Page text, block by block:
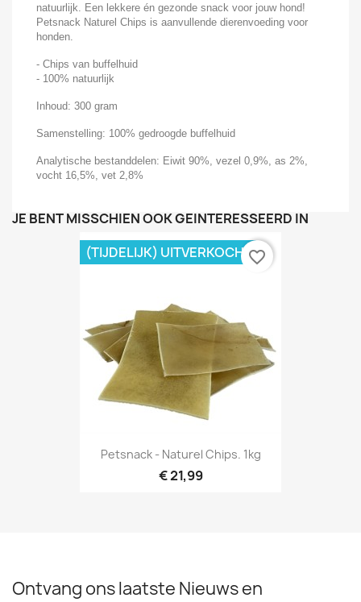
natuurlijk. Een lekkere én gezonde snack voor jouw hond!
Petsnack Naturel Chips is aanvullende dierenvoeding voor
honden.
- Chips van buffelhuid
- 100% natuurlijk
Inhoud: 300 gram
Samenstelling: 100% gedroogde buffelhuid
Analytische bestanddelen: Eiwit 90%, vezel 0,9%, as 2%,
vocht 16,5%, vet 2,8%
JE BENT MISSCHIEN OOK GEÏNTERESSEERD IN
Petsnack - Naturel Chips. 1kg
€ 21,99
(TIJDELIJK) UITVERKOCHTfavorite_border
Ontvang ons laatste Nieuws en